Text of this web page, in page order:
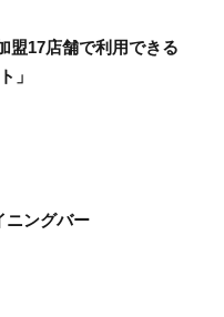
盟17店舗で利用できる
」
ニングバー